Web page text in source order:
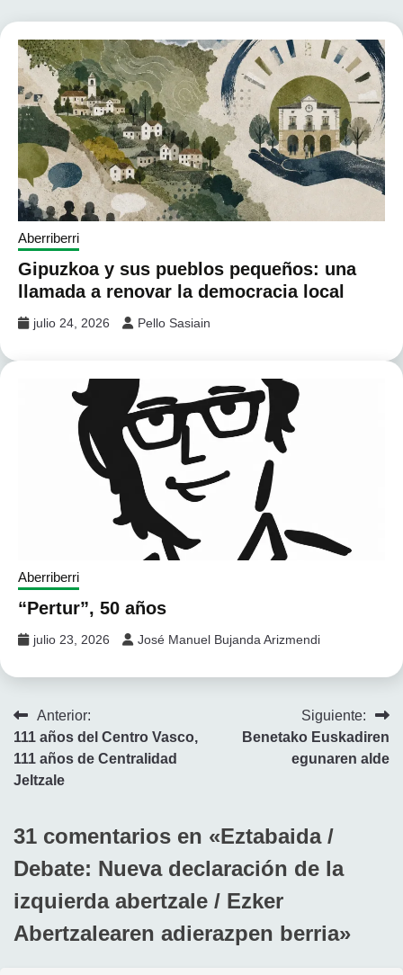
Aberriberri
Gipuzkoa y sus pueblos pequeños: una
llamada a renovar la democracia local
julio 24, 2026 Pello Sasiain
Aberriberri
“Pertur”, 50 años
julio 23, 2026 José Manuel Bujanda Arizmendi
Navegación
de
entradas
Anterior:
111 años del Centro Vasco,
111 años de Centralidad
Jeltzale
Siguiente:
Benetako Euskadiren
egunaren alde
31 comentarios en «Eztabaida /
Debate: Nueva declaración de la
izquierda abertzale / Ezker
Abertzalearen adierazpen berria»